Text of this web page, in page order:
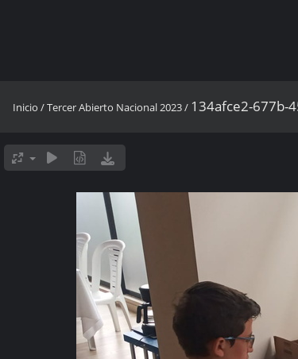
Inicio /Tercer Abierto Nacional 2023/ 134afce2-677b-